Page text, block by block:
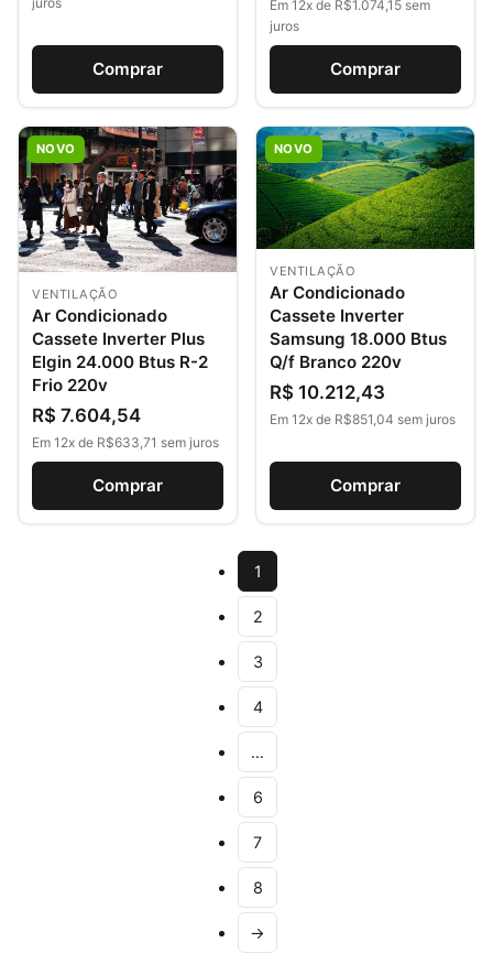
Comprar
Em 12x de R$1.074,15 sem
juros
Comprar
NOVO
VENTILAÇÃO
Ar Condicionado
Cassete Inverter Plus
Elgin 24.000 Btus R-2
Frio 220v
R$ 7.604,54
Em 12x de R$633,71 sem juros
Comprar
NOVO
VENTILAÇÃO
Ar Condicionado
Cassete Inverter
Samsung 18.000 Btus
Q/f Branco 220v
R$ 10.212,43
Em 12x de R$851,04 sem juros
Comprar
1
2
3
4
…
6
7
8
→